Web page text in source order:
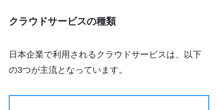
クラウドサービスの種類
日本企業で利用されるクラウドサービスは、以下
の3つが主流となっています。